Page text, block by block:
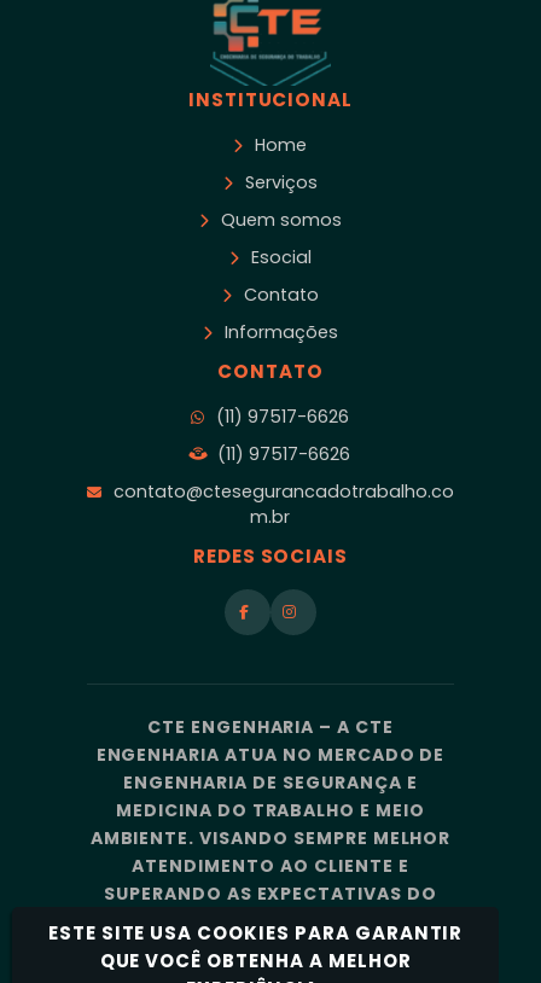
INSTITUCIONAL
Home
Serviços
Quem somos
Esocial
Contato
Informações
CONTATO
(11) 97517-6626
(11) 97517-6626
contato@ctesegurancadotrabalho.co
m.br
REDES SOCIAIS
CTE ENGENHARIA – A CTE
ENGENHARIA ATUA NO MERCADO DE
ENGENHARIA DE SEGURANÇA E
MEDICINA DO TRABALHO E MEIO
AMBIENTE. VISANDO SEMPRE MELHOR
ATENDIMENTO AO CLIENTE E
SUPERANDO AS EXPECTATIVAS DO
MERCADO, A CTE ENGENHARIA
CONTA COM UMA EQUIPE DE
PROFISSIONAIS ALTAMENTE
ESTE SITE USA COOKIES PARA GARANTIR
QUE VOCÊ OBTENHA A MELHOR